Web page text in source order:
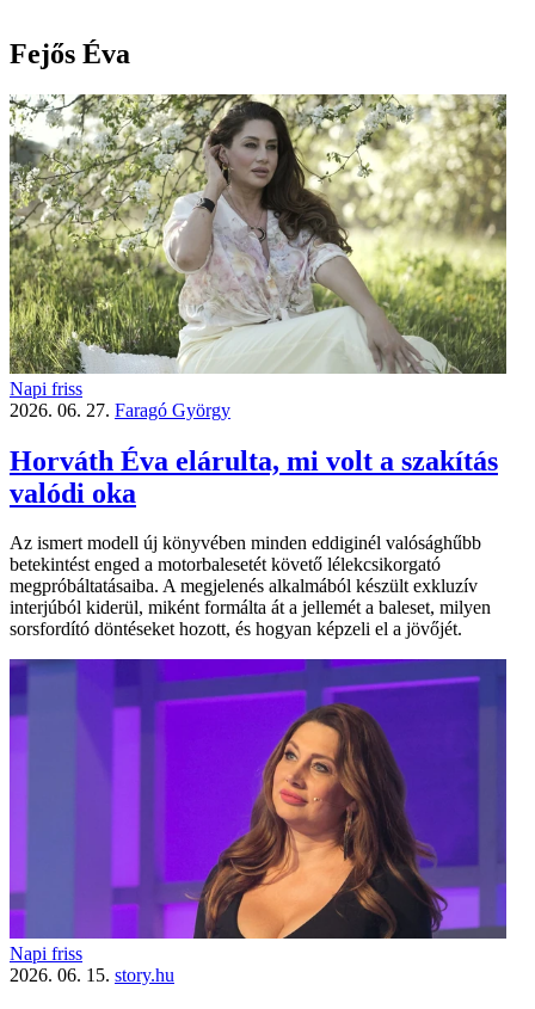
Fejős Éva
Napi friss
2026. 06. 27. Faragó György
Horváth Éva elárulta, mi volt a szakítás
valódi oka
Az ismert modell új könyvében minden eddiginél valósághűbb
betekintést enged a motorbalesetét követő lélekcsikorgató
megpróbáltatásaiba. A megjelenés alkalmából készült exkluzív
interjúból kiderül, miként formálta át a jellemét a baleset, milyen
sorsfordító döntéseket hozott, és hogyan képzeli el a jövőjét.
Napi friss
2026. 06. 15. story.hu